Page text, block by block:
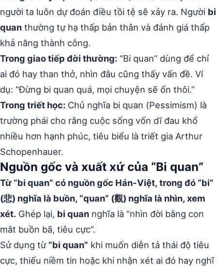
người ta luôn dự đoán điều tồi tệ sẽ xảy ra. Người bi
quan thường tự hạ thấp bản thân và đánh giá thấp
khả năng thành công.
Trong giao tiếp đời thường: “Bi quan” dùng để chỉ
ai đó hay than thở, nhìn đâu cũng thấy vấn đề. Ví
dụ: “Đừng bi quan quá, mọi chuyện sẽ ổn thôi.”
Trong triết học: Chủ nghĩa bi quan (Pessimism) là
trường phái cho rằng cuộc sống vốn dĩ đau khổ
nhiều hơn hạnh phúc, tiêu biểu là triết gia Arthur
Schopenhauer.
Nguồn gốc và xuất xứ của “Bi quan”
Từ “bi quan” có nguồn gốc Hán-Việt, trong đó “bi”
(悲) nghĩa là buồn, “quan” (觀) nghĩa là nhìn, xem
xét. Ghép lại, bi quan nghĩa là “nhìn đời bằng con
mắt buồn bã, tiêu cực”.
Sử dụng từ “bi quan” khi muốn diễn tả thái độ tiêu
cực, thiếu niềm tin hoặc khi nhận xét ai đó hay nghĩ